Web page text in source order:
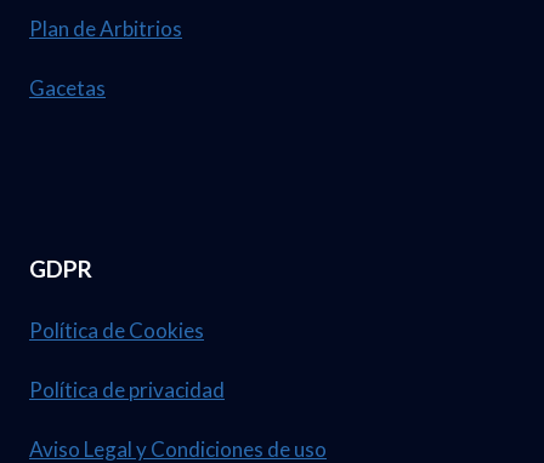
Plan de Arbitrios
Gacetas
GDPR
Política de Cookies
Política de privacidad
Aviso Legal y Condiciones de uso